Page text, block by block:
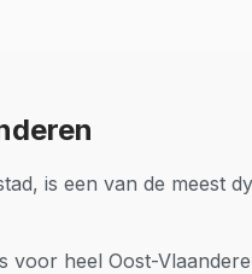
is een van de meest
voor heel Oost-